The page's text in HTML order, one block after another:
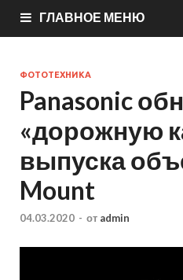
ГЛАВНОЕ МЕНЮ
ФОТОТЕХНИКА
Panasonic
«дорожную
выпуска
Mount
04.03.2020 - от admin